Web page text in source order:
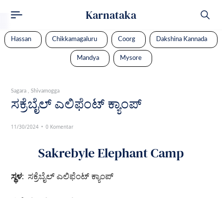
Karnataka
Hassan Chikkamagaluru Coorg Dakshina Kannada
Mandya Mysore
Sagara Shivamogga
ಸಕ್ರೆಬೈಲ್ ಎಲಿಫೆಂಟ್ ಕ್ಯಾಂಪ್
11/30/2024 0 Komentar
Sakrebyle Elephant Camp
ಸ್ಥಳ: ಸಕ್ರೆಬೈಲ್ ಎಲಿಫೆಂಟ್ ಕ್ಯಾಂಪ್